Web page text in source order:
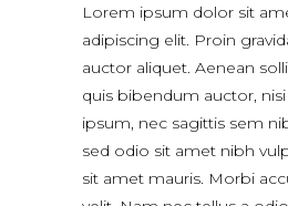
Lorem ipsum dolor sit
adipiscing elit. Proin
auctor aliquet. Aenean
quis bibendum auctor,
ipsum, nec sagittis sem
sed odio sit amet nibh
sit amet mauris. Morbi